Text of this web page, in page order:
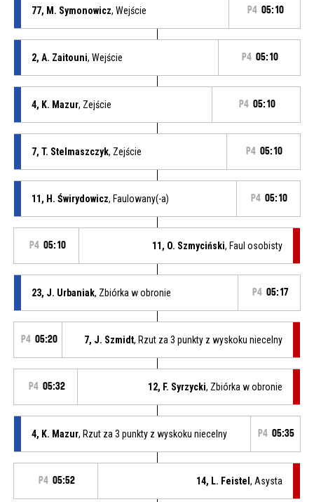
77, M. Symonowicz, Wejście P4 05:10
2, A. Zaitouni, Wejście P4 05:10
4, K. Mazur, Zejście P4 05:10
7, T. Stelmaszczyk, Zejście P4 05:10
11, H. Świrydowicz, Faulowany(-a) P4 05:10
P4 05:10 11, O. Szmyciński, Faul osobisty
23, J. Urbaniak, Zbiórka w obronie P4 05:17
P4 05:20 7, J. Szmidt, Rzut za 3 punkty z wyskoku niecelny
P4 05:32 12, F. Syrzycki, Zbiórka w obronie
4, K. Mazur, Rzut za 3 punkty z wyskoku niecelny P4 05:35
P4 05:52 14, L. Feistel, Asysta